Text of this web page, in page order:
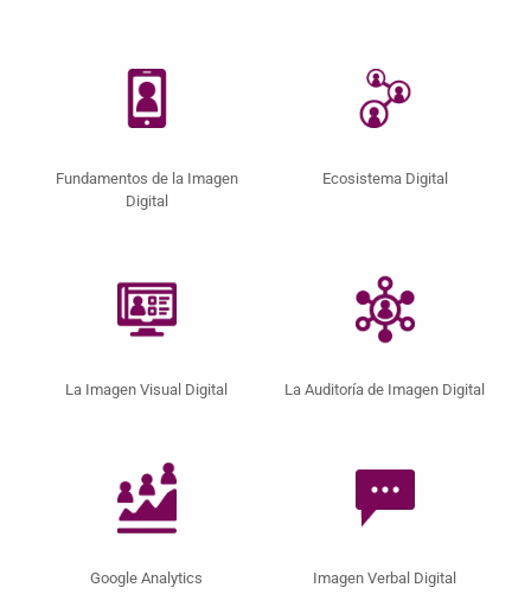
Fundamentos de la Imagen
Digital
Ecosistema Digital
La Imagen Visual Digital La Auditoría de Imagen Digital
Google Analytics Imagen Verbal Digital